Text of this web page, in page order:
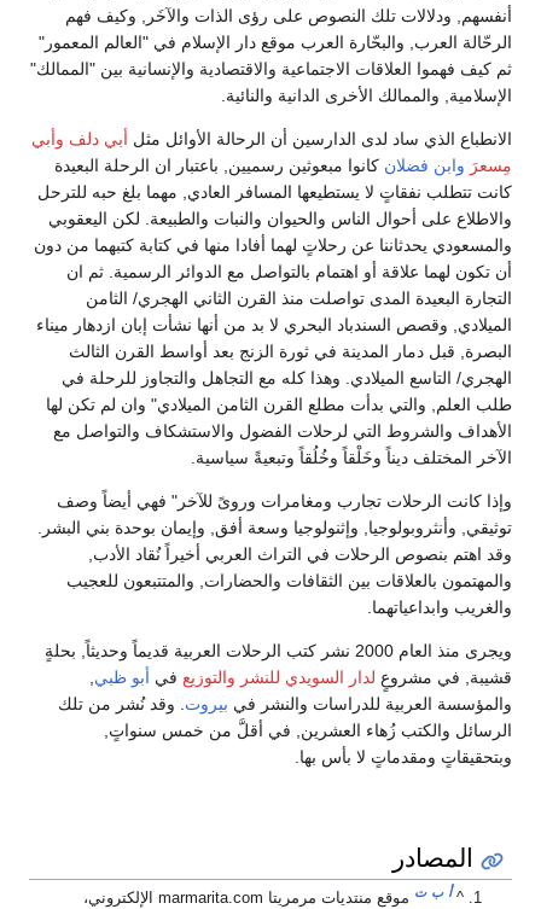
أنفسهم, ودلالات تلك النصوص على رؤى الذات والآخَر, وكيف فهم
الرحّالة العرب, والبحّارة العرب موقع دار الإسلام في "العالم المعمور"
ثم كيف فهموا العلاقات الاجتماعية والاقتصادية والإنسانية بين "الممالك"
الإسلامية, والممالك الأخرى الدانية والنائية.
الانطباع الذي ساد لدى الدارسين أن الرحالة الأوائل مثل أبي دلف وأبي
مِسعرَ وابن فضلان كانوا مبعوثين رسميين, باعتبار ان الرحلة البعيدة
كانت تتطلب نفقاتٍ لا يستطيعها المسافر العادي, مهما بلغ حبه للترحل
والاطلاع على أحوال الناس والحيوان والنبات والطبيعة. لكن اليعقوبي
والمسعودي يحدثاننا عن رحلاتٍ لهما أفادا منها في كتابة كتبهما من دون
أن تكون لهما علاقة أو اهتمام بالتواصل مع الدوائر الرسمية. ثم ان
التجارة البعيدة المدى تواصلت منذ القرن الثاني الهجري/ الثامن
الميلادي, وقصص السندباد البحري لا بد من أنها نشأت إبان ازدهار ميناء
البصرة, قبل دمار المدينة في ثورة الزنج بعد أواسط القرن الثالث
الهجري/ التاسع الميلادي. وهذا كله مع التجاهل والتجاوز للرحلة في
طلب العلم, والتي بدأت مطلع القرن الثامن الميلادي" وان لم تكن لها
الأهداف والشروط التي لرحلات الفضول والاستشكاف والتواصل مع
الآخر المختلف ديناً وخَلْقاً وخُلُقاً وتبعيةً سياسية.
وإذا كانت الرحلات تجارب ومغامرات وروىً للآخر" فهي أيضاً وصف
توثيقي, وأنثروبولوجيا, وإثنولوجيا وسعة أفق, وإيمان بوحدة بني البشر.
وقد اهتم بنصوص الرحلات في التراث العربي أخيراً نُقاد الأدب,
والمهتمون بالعلاقات بين الثقافات والحضارات, والمتتبعون للعجيب
والغريب وابداعياتهما.
ويجرى منذ العام 2000 نشر كتب الرحلات العربية قديماً وحديثاً, بحلةٍ
قشيبة, في مشروعٍ لدار السويدي للنشر والتوزيع في أبو ظبي
والمؤسسة العربية للدراسات والنشر في بيروت . وقد نُشر من تلك
الرسائل والكتب زُهاء العشرين, في أقلَّ من خمس سنواتٍ,
وبتحقيقاتٍ ومقدماتٍ لا بأس بها.
المصادر
^أ ب ت
موقع منتديات مرمريتا marmarita.com الإلكتروني،